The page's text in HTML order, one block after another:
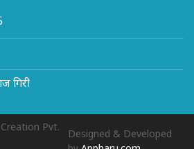
गिरी
Pvt.
Designed & Developed